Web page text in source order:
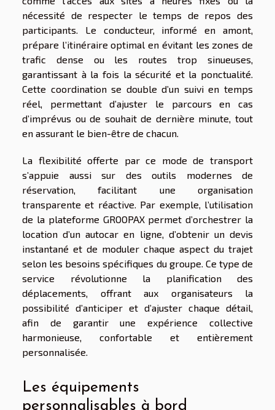
nécessité de respecter le temps de repos des
participants. Le conducteur, informé en amont,
prépare l’itinéraire optimal en évitant les zones de
trafic dense ou les routes trop sinueuses,
garantissant à la fois la sécurité et la ponctualité.
Cette coordination se double d’un suivi en temps
réel, permettant d’ajuster le parcours en cas
d’imprévus ou de souhait de dernière minute, tout
en assurant le bien-être de chacun.
La flexibilité offerte par ce mode de transport
s’appuie aussi sur des outils modernes de
réservation, facilitant une organisation
transparente et réactive. Par exemple, l’utilisation
de la plateforme GROOPAX permet d’orchestrer la
location d’un autocar en ligne, d’obtenir un devis
instantané et de moduler chaque aspect du trajet
selon les besoins spécifiques du groupe. Ce type de
service révolutionne la planification des
déplacements, offrant aux organisateurs la
possibilité d’anticiper et d’ajuster chaque détail,
afin de garantir une expérience collective
harmonieuse, confortable et entièrement
personnalisée.
Les équipements
personnalisables à bord